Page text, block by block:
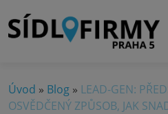
Úvod » Blog » LEAD-GEN:
OSVĚDČENÝ ZPŮSOB, JAK